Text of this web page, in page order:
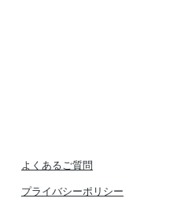
​よくあるご質問
​プライバシーポリシー